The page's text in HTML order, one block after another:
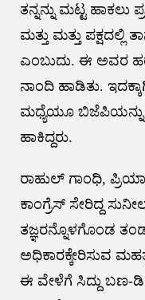
ತನ್ನನ್ನು ಮಟ್ಟ ಹಾಕಲು
ಮತ್ತು ಮತ್ತು ಪಕ್ಷದಲ್ಲಿ
ಎಂಬುದು. ಈ ಅವರ
ನಾಂದಿ ಹಾಡಿತು.
ಮಧ್ಯೆಯೂ ಬಿಜೆಪಿಯನ್ನು
ಹಾಕಿದ್ದರು.
ರಾಹುಲ್‌ ಗಾಂಧಿ,
ಕಾಂಗ್ರೆಸ್‌ ಸೇರಿದ್ದ
ತಜ್ಞರನ್ನೊಳಗೊಂಡ
ಅಧಿಕಾರಕ್ಕೇರಿಸುವ
ಈ ವೇಳೆಗೆ ಸಿದ್ದು ಬಣ-